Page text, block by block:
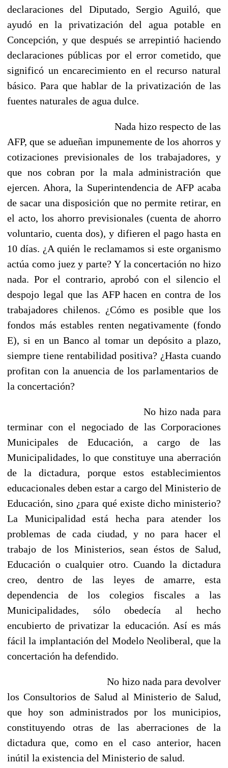
declaraciones del Diputado, Sergio Aguiló, que
ayudó en la privatización del agua potable en
Concepción, y que después se arrepintió haciendo
declaraciones públicas por el error cometido, que
significó un encarecimiento en el recurso natural
básico. Para que hablar de la privatización de las
fuentes naturales de agua dulce.
Nada hizo respecto de las
AFP, que se adueñan impunemente de los ahorros y
cotizaciones previsionales de los trabajadores, y
que nos cobran por la mala administración que
ejercen. Ahora, la Superintendencia de AFP acaba
de sacar una disposición que no permite retirar, en
el acto, los ahorro previsionales (cuenta de ahorro
voluntario, cuenta dos), y difieren el pago hasta en
10 días. ¿A quién le reclamamos si este organismo
actúa como juez y parte? Y la concertación no hizo
nada. Por el contrario, aprobó con el silencio el
despojo legal que las AFP hacen en contra de los
trabajadores chilenos. ¿Cómo es posible que los
fondos más estables renten negativamente (fondo
E), si en un Banco al tomar un depósito a plazo,
siempre tiene rentabilidad positiva? ¿Hasta cuando
profitan con la anuencia de los parlamentarios de
la concertación?
No hizo nada para
terminar con el negociado de las Corporaciones
Municipales de Educación, a cargo de las
Municipalidades, lo que constituye una aberración
de la dictadura, porque estos establecimientos
educacionales deben estar a cargo del Ministerio de
Educación, sino ¿para qué existe dicho ministerio?
La Municipalidad está hecha para atender los
problemas de cada ciudad, y no para hacer el
trabajo de los Ministerios, sean éstos de Salud,
Educación o cualquier otro. Cuando la dictadura
creo, dentro de las leyes de amarre, esta
dependencia de los colegios fiscales a las
Municipalidades, sólo obedecía al hecho
encubierto de privatizar la educación. Así es más
fácil la implantación del Modelo Neoliberal, que la
concertación ha defendido.
No hizo nada para devolver
los Consultorios de Salud al Ministerio de Salud,
que hoy son administrados por los municipios,
constituyendo otras de las aberraciones de la
dictadura que, como en el caso anterior, hacen
inútil la existencia del Ministerio de salud.